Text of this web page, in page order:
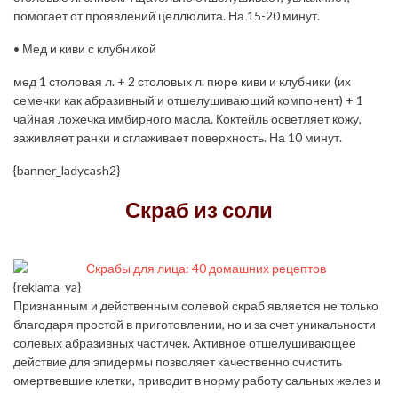
помогает от проявлений целлюлита. На 15-20 минут.
• Мед и киви с клубникой
мед 1 столовая л. + 2 столовых л. пюре киви и клубники (их
семечки как абразивный и отшелушивающий компонент) + 1
чайная ложечка имбирного масла. Коктейль осветляет кожу,
заживляет ранки и сглаживает поверхность. На 10 минут.
{banner_ladycash2}
Скраб из соли
{reklama_ya}
Признанным и действенным солевой скраб является не только
благодаря простой в приготовлении, но и за счет уникальности
солевых абразивных частичек. Активное отшелушивающее
действие для эпидермы позволяет качественно счистить
омертвевшие клетки, приводит в норму работу сальных желез и